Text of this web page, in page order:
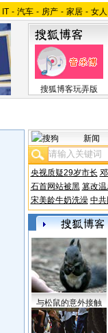
IT - 汽车 - 房产 - 家居 - 女人
搜狐博客玩弄版
新闻
央视质疑29岁市长
石首网站被黑 篡改
宋美龄牛奶洗澡 中
与松鼠的意外接触